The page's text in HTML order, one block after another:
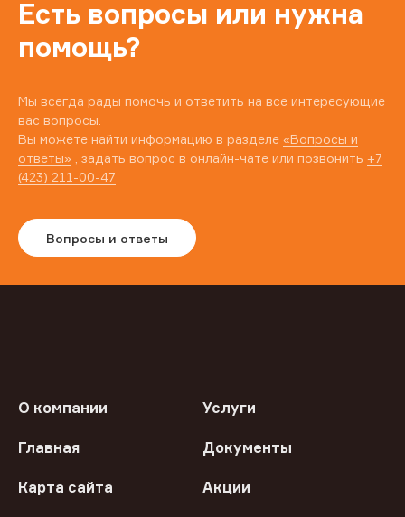
Есть вопросы или нужна
помощь?
Мы всегда рады помочь и ответить на все интересующие
вас вопросы.
Вы можете найти информацию в разделе «Вопросы и
ответы» , задать вопрос в онлайн-чате или позвонить +7
(423) 211-00-47
Вопросы и ответы
О компании Услуги
Главная Документы
Карта сайта Акции